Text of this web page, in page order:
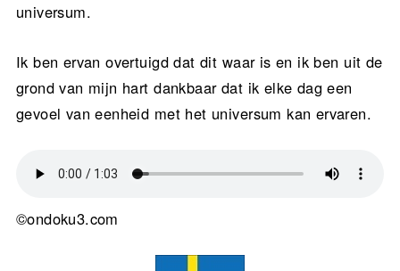
universum.
Ik ben ervan overtuigd dat dit waar is en ik ben uit de
grond van mijn hart dankbaar dat ik elke dag een
gevoel van eenheid met het universum kan ervaren.
©ondoku3.com